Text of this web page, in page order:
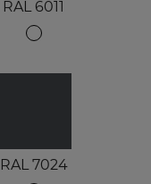
RAL 6011
RAL 7024